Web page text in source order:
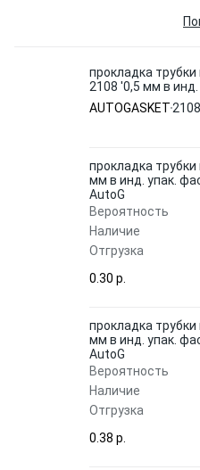
прокладка
2108 '0,5 мм в
шт., 21081303067,
AUTOGASKET
прокладка
мм в инд. упак.
AutoG
Вероятность
Наличие
Отгрузка
0.30 p.
прокладка
мм в инд. упак.
AutoG
Вероятность
Наличие
Отгрузка
0.38 p.